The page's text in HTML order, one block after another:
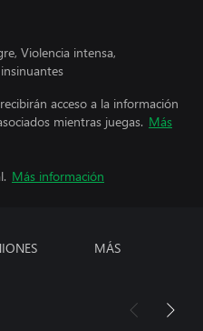
Violencia intensa,
acceso a la información
mientras juegas. Más
Más información
MÁS